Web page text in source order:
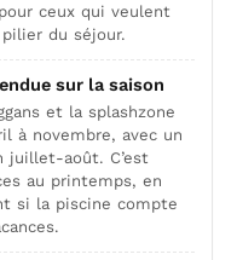
ceux qui veulent
du séjour.
sur la saison
et la splashzone
à novembre, avec un
août. C’est
au printemps, en
si la piscine compte